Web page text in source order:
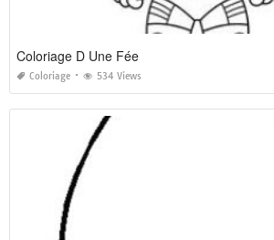
Coloriage D Une Fée
Coloriage 534 Views